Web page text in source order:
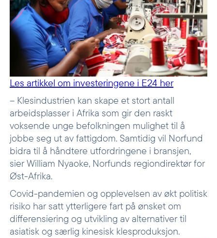
Les artikkel om investeringene i E24 her
– Klesindustrien kan skape et stort antall
arbeidsplasser i Afrika som gir den raskt
voksende unge befolkningen mulighet til å
jobbe seg ut av fattigdom. Samtidig vil Norfund
bidra til å håndtere utfordringene i bransjen,
sier William Nyaoke, Norfunds regiondirektør for
Øst-Afrika.
Covid-pandemien og opplevelsen av økt politisk
risiko har satt ytterligere fart på ønsket om
differensiering og utvikling av alternativer til
asiatisk og særlig kinesisk klesproduksjon.